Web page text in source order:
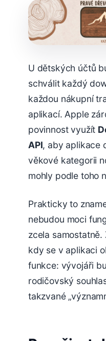
U dětských účtů
schválit každý
každou nákupní
aplikací. Apple
povinnost využít
API, aby aplikace
věkové kategorii
mohly podle toho
Prakticky to
nebudou moci
zcela
kdy se v aplikaci
funkce: vývojáři
rodičovský
takzvané